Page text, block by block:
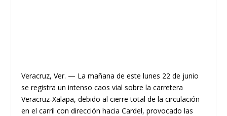
Veracruz, Ver. — La mañana de este lunes 22 de junio
se registra un intenso caos vial sobre la carretera
Veracruz-Xalapa, debido al cierre total de la circulación
en el carril con dirección haciaCardel, provocado las